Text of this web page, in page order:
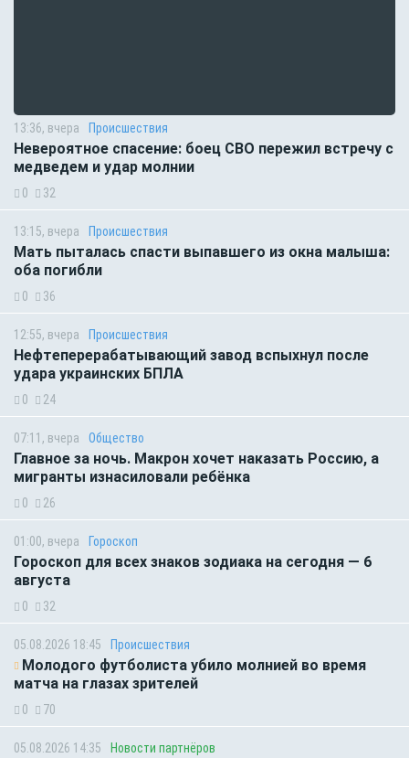
13:36, вчера Происшествия
Невероятное спасение: боец СВО пережил встречу с
медведем и удар молнии
0 32
13:15, вчера Происшествия
Мать пыталась спасти выпавшего из окна малыша:
оба погибли
0 36
12:55, вчера Происшествия
Нефтеперерабатывающий завод вспыхнул после
удара украинских БПЛА
0 24
07:11, вчера Общество
Главное за ночь. Макрон хочет наказать Россию, а
мигранты изнасиловали ребёнка
0 26
01:00, вчера Гороскоп
Гороскоп для всех знаков зодиака на сегодня — 6
августа
0 32
05.08.2026 18:45 Происшествия
Молодого футболиста убило молнией во время
матча на глазах зрителей
0 70
05.08.2026 14:35 Новости партнёров